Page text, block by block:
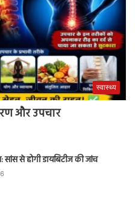
स्वास्थ्य
और उपचार
सांस से होगी डायबिटीज की जांच